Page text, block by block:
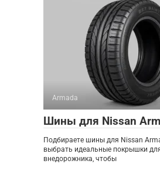
Armada
Шины для Nissan
Подбираете шины для Nissan
выбрать идеальные покрышки
внедорожника, чтобы